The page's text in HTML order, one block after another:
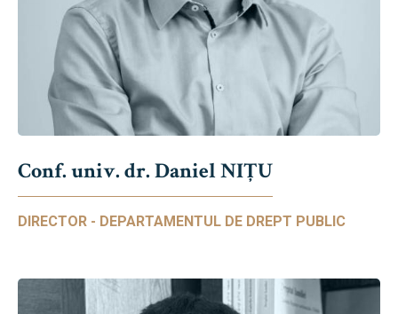
Conf. univ. dr. Daniel NIŢU
DIRECTOR - DEPARTAMENTUL DE DREPT PUBLIC